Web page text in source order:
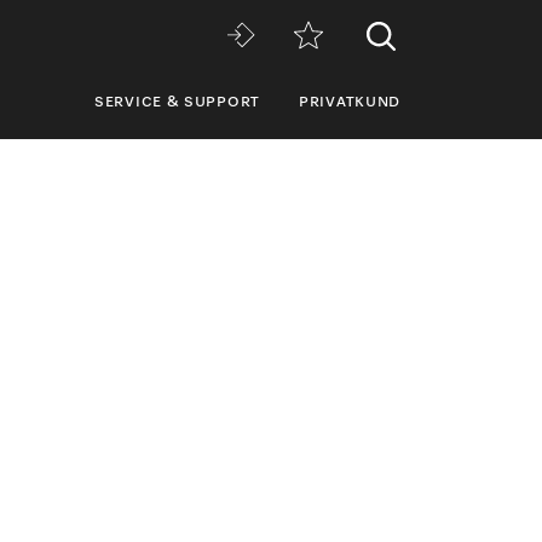
SERVICE & SUPPORT PRIVATKUND